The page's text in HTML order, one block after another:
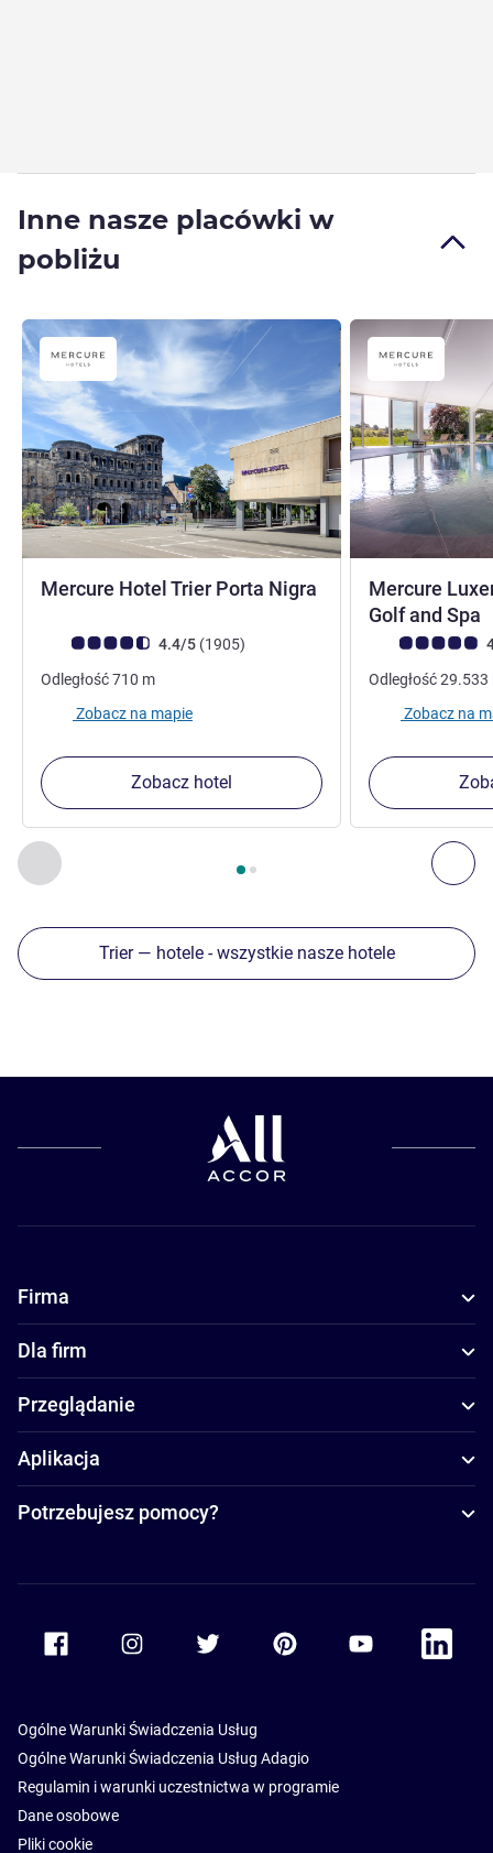
Inne nasze placówki w
pobliżu
Poprzedni - Inne nasze placówki w pobliżu
Strona , Inne nasze placówki w pobliżu 1 :, Inne nasze
Mercure Hotel Trier Porta Nigra 4 gwiazdki
Ocena klientów (Ocena ALL)
4.4/5 (1905Liczba opinii
)
Odległość710 m
Zobacz na mapie
Zobacz hotel
Mercure
Golf and Spa
Ocena klientów
Odległość29.533
Zobacz na
Trier — hotele - wszystkie nasze hotele
Firma
Dla firm
Przeglądanie
Aplikacja
Potrzebujesz pomocy?
Accor Facebook Accor TwitterAccor PinterestAccor Youtube
Accor
Ogólne Warunki Świadczenia Usług
Ogólne Warunki Świadczenia Usług Adagio
Regulamin i warunki uczestnictwa w programie
Dane osobowe
Pliki cookie